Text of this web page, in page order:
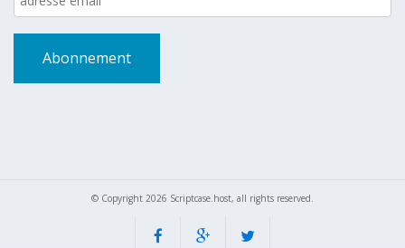
© Copyright 2026 Scriptcase.host, all rights reserved.